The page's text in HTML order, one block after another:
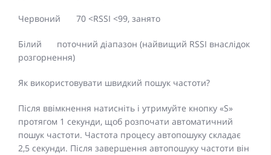
Червоний 70 <RSSI <99, занято
Білий
поточний діапазон (найвищий RSSI внаслідок
розгорнення)
Як використовувати швидкий пошук частоти?
Після ввімкнення натисніть і утримуйте кнопку «S»
протягом 1 секунди, щоб розпочати автоматичний
пошук частоти. Частота процесу автопошуку складає
2,5 секунди. Після завершення автопошуку частоти він